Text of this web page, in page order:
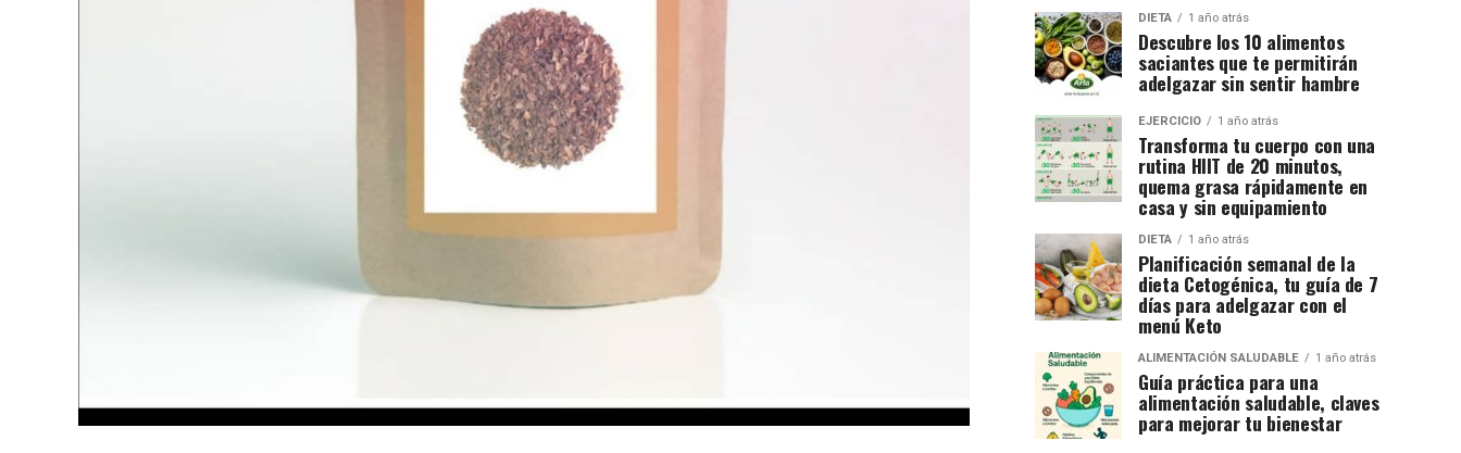
DIETA 1 año atrás
Descubre los 10 alimentos
saciantes que te permitirán
adelgazar sin sentir hambre
EJERCICIO 1 año atrás
Transforma tu cuerpo con una
rutina HIIT de 20 minutos,
quema grasa rápidamente en
casa y sin equipamiento
DIETA 1 año atrás
Planificación semanal de la
dieta Cetogénica, tu guía de 7
días para adelgazar con el
menú Keto
ALIMENTACIÓN SALUDABLE 1 año atrás
Guía práctica para una
alimentación saludable, claves
para mejorar tu bienestar